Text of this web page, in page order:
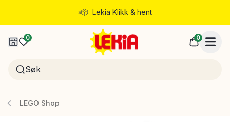
Lekia Klikk & hent
Rask levering
0 0
LEGO Shop